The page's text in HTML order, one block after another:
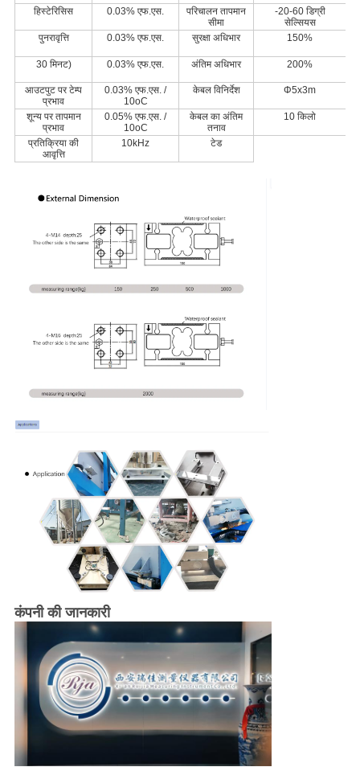
हिस्टेरिसिस 0.03% एफ.एस.
परिचालन तापमान
सीमा
-20-60 डिग्री
सेल्सियस
पुनरावृत्ति
0.03% एफ.एस. सुरक्षा अधिभार 150%
30 मिनट) 0.03% एफ.एस. अंतिम अधिभार 200%
आउटपुट पर टेम्प
प्रभाव
0.03% एफ.एस. /
10oC
केबल विनिर्देश Φ5x3m
शून्य पर तापमान
प्रभाव
0.05% एफ.एस. /
10oC
केबल का अंतिम
तनाव
10 किलो
प्रतिक्रिया की
आवृत्ति
10kHz टेड
कंपनी की जानकारी